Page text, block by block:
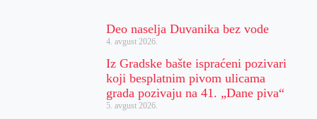
Deo naselja Duvanika bez vode
4. avgust 2026.
Iz Gradske bašte ispraćeni pozivari
koji besplatnim pivom ulicama
grada pozivaju na 41. „Dane piva“
5. avgust 2026.